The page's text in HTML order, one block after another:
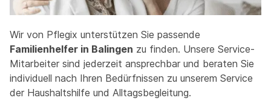
Wir von Pflegix unterstützen Sie passende
Familienhelfer in Balingen zu finden. Unsere Service-
Mitarbeiter sind jederzeit ansprechbar und beraten Sie
individuell nach Ihren Bedürfnissen zu unserem Service
der Haushaltshilfe und Alltagsbegleitung.